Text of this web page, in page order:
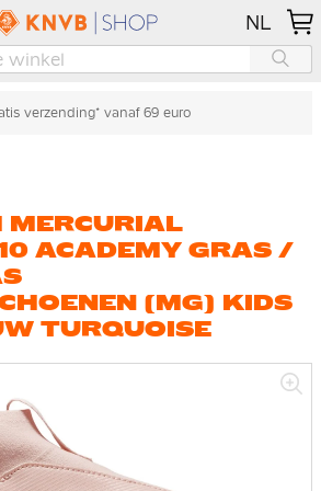
NL
verzending* vanaf 69 euro
MERCURIAL
ACADEMY GRAS /
(MG) KIDS
TURQUOISE